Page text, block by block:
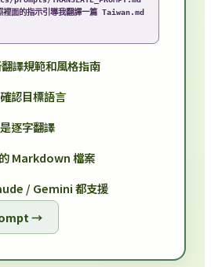
裡面的指示引導我翻譯一篇 Taiwan.md
譯規範和風格指南
認目標語言
逐字翻譯
Markdown 檔案
/ Gemini 都支援
→